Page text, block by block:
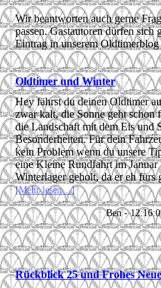
Wir beantworten auch gerne
passen. Gastautoren dürfen sich
Eintrag in unserem Oldtimerblog
Oldtimer und Winter
Hey fährst du deinen Oldtimer
zwar kalt, die Sonne geht schon
die Landschaft mit dem Eis und
Besonderheiten. Für dein
kein Problem wenn du unsere
eine Kleine Rundfahrt im Januar
Winterlager geholt, da er eh fürs
[Mehr lesen…]
Ben -
Rückblick 25 und Frohes